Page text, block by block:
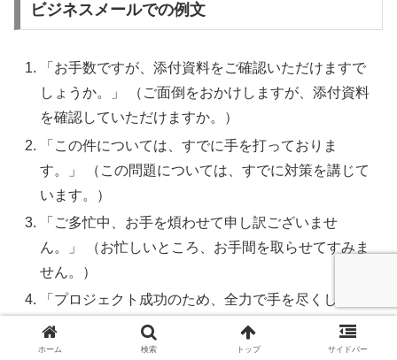
ビジネスメールでの例文
「お手数ですが、添付資料をご確認いただけますで
しょうか。」 （ご面倒をおかけしますが、添付資料
を確認していただけますか。）
「この件については、すでに手を打っておりま
す。」 （この問題については、すでに対策を講じて
います。）
「ご多忙中、お手を煩わせて申し訳ございませ
ん。」 （お忙しいところ、お手間を取らせてすみま
せん。）
「プロジェクト成功のため、全力で手を尽くしてま
いります。」 （プロジェクト成功のため、あらゆる
努力をいたします。）
ホーム 検索 トップ サイドバー